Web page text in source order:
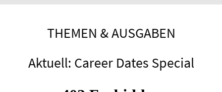
THEMEN & AUSGABEN
Aktuell: Career Dates Special